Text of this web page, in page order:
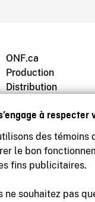
s’engage à
des témoins
le bon
fins publicitaires.
ne souhaitez pas
ONF.ca
Production
Distribution
Archives